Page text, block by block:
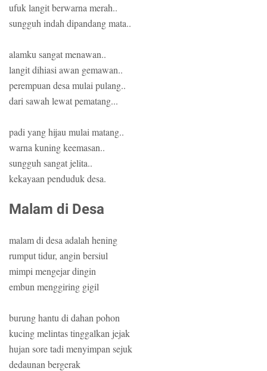
ufuk langit berwarna merah..
sungguh indah dipandang mata..
alamku sangat menawan..
langit dihiasi awan gemawan..
perempuan desa mulai pulang..
dari sawah lewat pematang...
padi yang hijau mulai matang..
warna kuning keemasan..
sungguh sangat jelita..
kekayaan penduduk desa.
Malam di Desa
malam di desa adalah hening
rumput tidur, angin bersiul
mimpi mengejar dingin
embun menggiring gigil
burung hantu di dahan pohon
kucing melintas tinggalkan jejak
hujan sore tadi menyimpan sejuk
dedaunan bergerak